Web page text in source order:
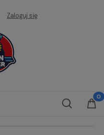
Zaloguj się